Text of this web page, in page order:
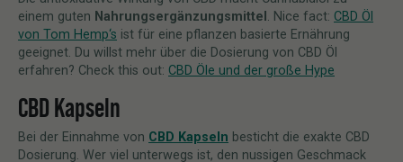
einem guten Nahrungsergänzungsmittel . Nice fact: CBD Öl
von Tom Hemp‘s ist für eine pflanzen basierte Ernährung
geeignet. Du willst mehr über die Dosierung von CBD Öl
erfahren? Check this out: CBD Öle und der große Hype
CBD Kapseln
Bei der Einnahme von CBD Kapseln besticht die exakte CBD
Dosierung. Wer viel unterwegs ist, den nussigen Geschmack